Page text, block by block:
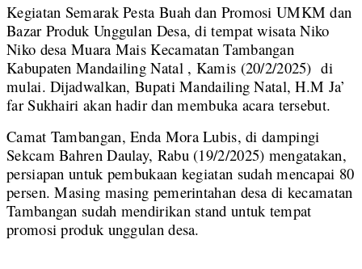
Kegiatan Semarak Pesta Buah dan Promosi UMKM dan
Bazar Produk Unggulan Desa, di tempat wisata Niko
Niko desa Muara Mais Kecamatan Tambangan
Kabupaten Mandailing Natal , Kamis (20/2/2025) di
mulai. Dijadwalkan, Bupati Mandailing Natal, H.M Ja’
far Sukhairi akan hadir dan membuka acara tersebut.
Camat Tambangan, Enda Mora Lubis, di dampingi
Sekcam Bahren Daulay, Rabu (19/2/2025) mengatakan,
persiapan untuk pembukaan kegiatan sudah mencapai 80
persen. Masing masing pemerintahan desa di kecamatan
Tambangan sudah mendirikan stand untuk tempat
promosi produk unggulan desa.